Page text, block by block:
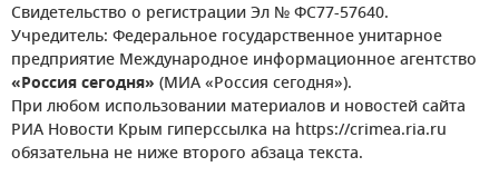
Свидетельство о регистрации Эл № ФС77-57640.
Учредитель: Федеральное государственное унитарное
предприятие Международное информационное агентство
«Россия сегодня» (МИА «Россия сегодня»).
При любом использовании материалов и новостей сайта
РИА Новости Крым гиперссылка на https://crimea.ria.ru
обязательна не ниже второго абзаца текста.